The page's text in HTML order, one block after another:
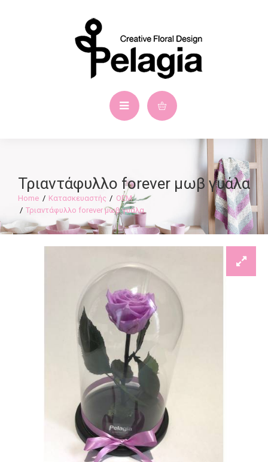
Τριαντάφυλλο forever μωβ γυάλα
Κατασκευαστής
OEM
Τριαντάφυλλο forever μωβ γυάλα